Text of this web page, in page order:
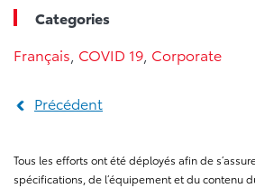
Categories
Français COVID 19 Corporate
Précédent
Tous les efforts ont été déployés afin de
spécifications, de l’équipement et du contenu